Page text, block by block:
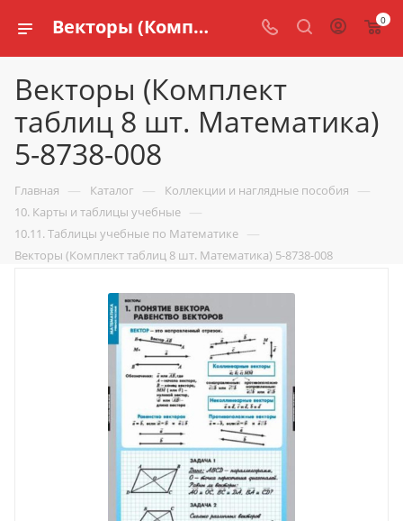
Векторы (Комплект таблиц 8 шт. Математика) 5-8738-008 купить по доступной цене в интернет магазине schools.ru 0
Векторы (Комплект
таблиц 8 шт. Математика)
5-8738-008
Главная — Каталог — Коллекции и наглядные пособия —
10. Карты и таблицы учебные —
10.11. Таблицы учебные по Математике —
Векторы (Комплект таблиц 8 шт. Математика) 5-8738-008